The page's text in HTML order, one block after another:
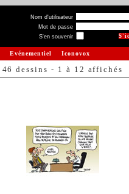
Nom d'utilisateur
Mot de passe
S'en souvenir
Evénementiel Iconovox
46 dessins - 1 à 12 affichés